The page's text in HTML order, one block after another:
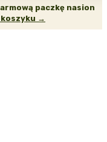
paczkę nasion
koszyku →